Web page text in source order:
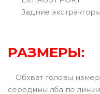
Задние
РАЗМЕРЫ:
Обхват головы
середины лба по